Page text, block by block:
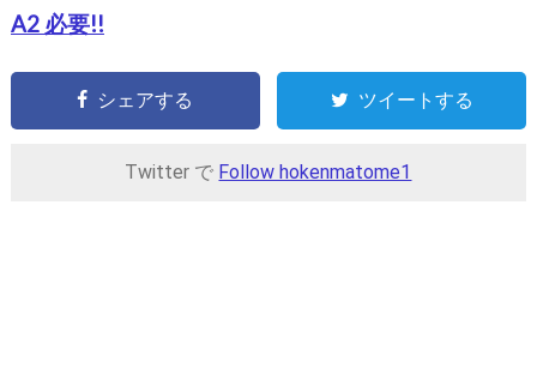
A2 必要!!
シェアする ツイートする
Twitter で Follow hokenmatome1